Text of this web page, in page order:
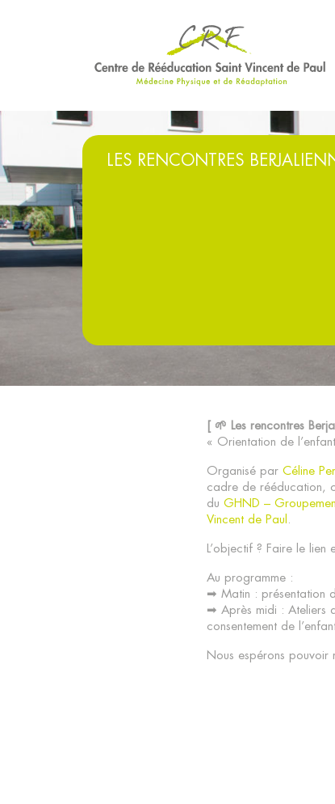
LES RENCONTRES
[ 🌱 Les rencontres
« Orientation de
Organisé par Céline
cadre de rééducation,
du GHND –
Vincent de Paul .
L’objectif ? Faire le
Au programme :
➡ Matin : présentation
➡ Après midi : Ateliers
consentement de
Nous espérons pouvoir